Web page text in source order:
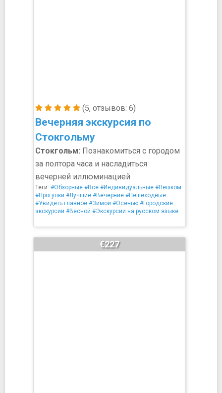
(5, отзывов: 6)
Вечерняя экскурсия по
Стокгольму
Стокгольм: Познакомиться с городом
за полтора часа и насладиться
вечерней иллюминацией
Теги: #Обзорные #Все #Индивидуальные #Пешком
#Прогулки #Лучшие #Вечерние #Пешеходные
#Увидеть главное #Зимой #Осенью #Городские
экскурсии #Весной #Экскурсии на русском языке
€227